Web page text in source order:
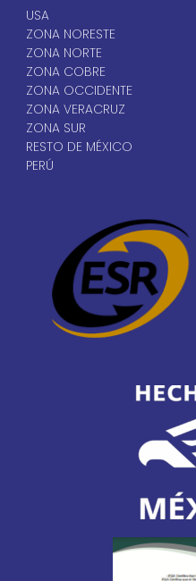
USA
ZONA NORESTE
ZONA NORTE
ZONA COBRE
ZONA OCCIDENTE
ZONA VERACRUZ
ZONA SUR
RESTO DE MÉXICO
PERÚ